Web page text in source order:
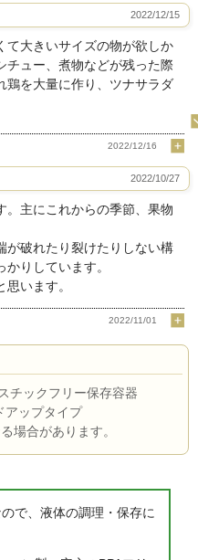
2022/12/15
て大きいサイズの物が欲しか
チュー、煮物などが残った際
鶏を大量に作り、ツナサラダ
2022/12/16
2022/10/27
。主にこれからの季節、果物
が破れたり裂けたりしない構
りしています。
います。
2022/11/01
チックフリー保存容器
アップタイプ
場合があります。
で、液体の調理・保存に